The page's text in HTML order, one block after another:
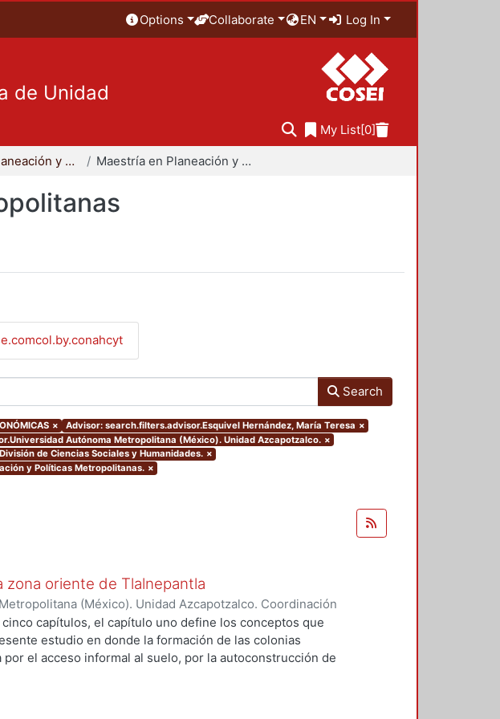
Options Collaborate EN Log In
de Unidad
My List[0]
Maestría en Planeación y Políticas Metropolitanas Maestría en Planeación y Políticas Metropolitanas
Search
× Advisor: search.filters.advisor.Esquivel Hernández, María Teresa ×
Autónoma Metropolitana (México). Unidad Azcapotzalco. ×
de Ciencias Sociales y Humanidades. ×
y Políticas Metropolitanas. ×
zona oriente de Tlalnepantla
(México). Unidad Azcapotzalco. Coordinación
,2022-08-19) Ayala Cerritos, María Teresa
capítulos, el capítulo uno define los conceptos que
estudio en donde la formación de las colonias
el acceso informal al suelo, por la autoconstrucción de